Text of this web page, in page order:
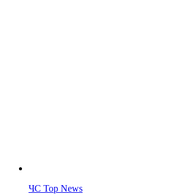
ЧС Top News